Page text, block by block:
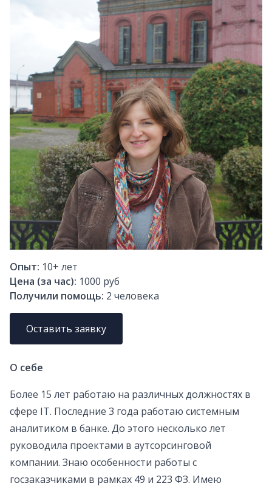
Опыт: 10+ лет
Цена (за час): 1000 руб
Получили помощь: 2 человека
Оставить заявку
О себе
Более 15 лет работаю на различных должностях в
сфере IT. Последние 3 года работаю системным
аналитиком в банке. До этого несколько лет
руководила проектами в аутсорсинговой
компании. Знаю особенности работы с
госзаказчиками в рамках 49 и 223 ФЗ. Имею